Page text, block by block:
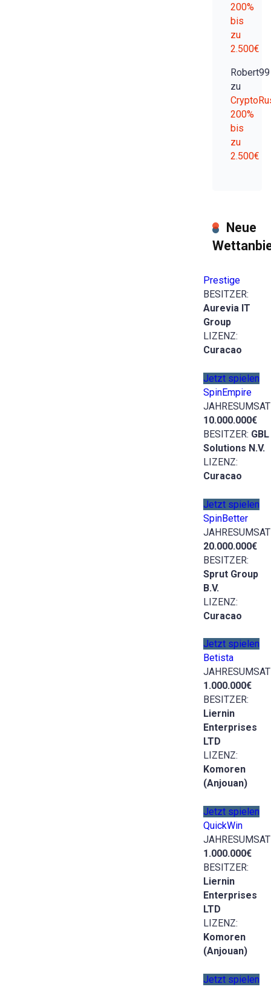
200%
bis
zu
2.500€
Robert99
zu
200%
bis
zu
2.500€
Neue
Prestige
BESITZER:
Aurevia IT
Group
LIZENZ:
Curacao
Jetzt spielen
SpinEmpire
10.000.000€
BESITZER: GBL
Solutions N.V.
LIZENZ:
Curacao
Jetzt spielen
SpinBetter
20.000.000€
BESITZER:
Sprut Group
B.V.
LIZENZ:
Curacao
Jetzt spielen
Betista
1.000.000€
BESITZER:
Liernin
Enterprises
LTD
LIZENZ:
Komoren
(Anjouan)
Jetzt spielen
QuickWin
1.000.000€
BESITZER:
Liernin
Enterprises
LTD
LIZENZ:
Komoren
(Anjouan)
Jetzt spielen